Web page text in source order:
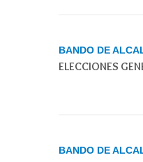
BANDO DE
ELECCIONES
BANDO DE